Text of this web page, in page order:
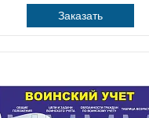
Заказать